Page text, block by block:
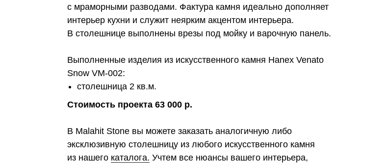
с мраморными разводами. Фактура камня идеально дополняет
интерьер кухни и служит неярким акцентом интерьера.
В столешнице выполнены врезы под мойку и варочную панель.
Выполненные изделия из искусственного камня Hanex Venato
Snow VM-002:
столешница 2 кв.м.
Стоимость проекта 63 000 р.
В Malahit Stone вы можете заказать аналогичную либо
эксклюзивную столешницу из любого искусственного камня
из нашего каталога. Учтем все нюансы вашего интерьера,